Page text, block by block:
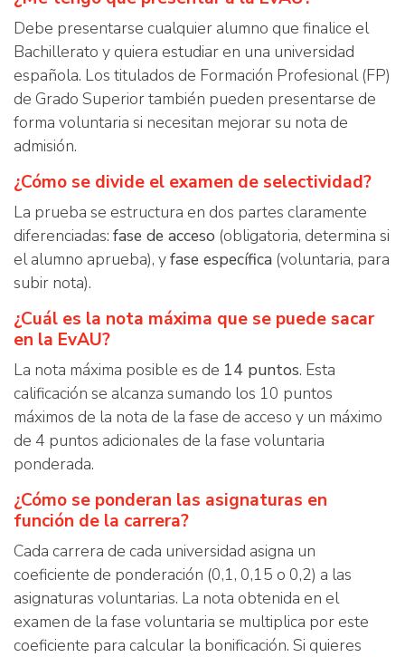
Debe presentarse cualquier alumno que finalice el
Bachillerato y quiera estudiar en una universidad
española. Los titulados de Formación Profesional (FP)
de Grado Superior también pueden presentarse de
forma voluntaria si necesitan mejorar su nota de
admisión.
¿Cómo se divide el examen de selectividad?
La prueba se estructura en dos partes claramente
diferenciadas: fase de acceso (obligatoria, determina si
el alumno aprueba), yfase específica (voluntaria, para
subir nota).
¿Cuál es la nota máxima que se puede sacar
en la EvAU?
La nota máxima posible es de 14 puntos. Esta
calificación se alcanza sumando los 10 puntos
máximos de la nota de la fase de acceso y un máximo
de 4 puntos adicionales de la fase voluntaria
ponderada.
¿Cómo se ponderan las asignaturas en
función de la carrera?
Cada carrera de cada universidad asigna un
coeficiente de ponderación (0,1, 0,15 o 0,2) a las
asignaturas voluntarias. La nota obtenida en el
examen de la fase voluntaria se multiplica por este
coeficiente para calcular la bonificación. Si quieres